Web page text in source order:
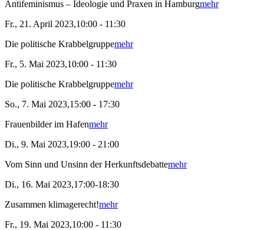
Antifeminismus – Ideologie und Praxen in Hamburgmehr
Fr., 21. April 2023,10:00 - 11:30
Die politische Krabbelgruppemehr
Fr., 5. Mai 2023,10:00 - 11:30
Die politische Krabbelgruppemehr
So., 7. Mai 2023,15:00 - 17:30
Frauenbilder im Hafenmehr
Di., 9. Mai 2023,19:00 - 21:00
Vom Sinn und Unsinn der Herkunftsdebattemehr
Di., 16. Mai 2023,17:00-18:30
Zusammen klimagerecht!mehr
Fr., 19. Mai 2023,10:00 - 11:30